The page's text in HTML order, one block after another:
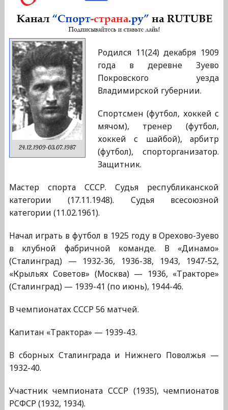
24.12.1909-03.07.1987
Родился 11(24) декабря 1909
года в деревне Зуево
Покровского уезда
Владимирской губернии.
Спортсмен (футбол, хоккей с
мячом), тренер (футбол,
хоккей с шайбой), арбитр
(футбол), спорторганизатор.
Защитник.
Мастер спорта СССР. Судья республиканской
категории (17.11.1948). Судья всесоюзной
категории (11.02.1961).
Начал играть в футбол в 1925 году в Орехово-Зуево
в клубной фабричной команде. В «Динамо»
(Сталинград) — 1932-36, 1936-38, 1943, 1947-52,
«Крыльях Советов» (Москва) — 1936, «Тракторе»
(Сталинград) — 1939-41 (по июнь), 1944-46.
В чемпионатах СССР 56 матчей.
Капитан «Трактора» — 1939-43.
В сборных Сталинграда и Нижнего Поволжья —
1932-40.
Участник чемпионата СССР (1935), чемпионатов
РСФСР (1932, 1934).